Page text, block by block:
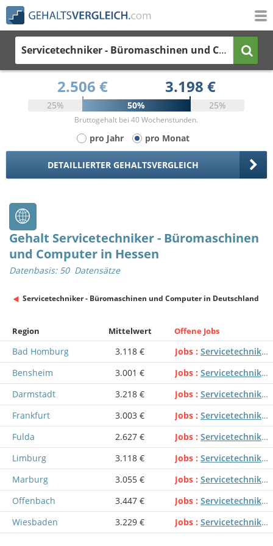
Servicetechniker - Büromaschinen und Computer
2.506 € 3.198 €
25% 50% 25%
Bruttogehalt bei 40 Wochenstunden.
pro Jahr pro Monat
DETAILLIERTER GEHALTSVERGLEICH
Gehalt Servicetechniker - Büromaschinen
und Computer in Hessen
Datenbasis: 50 Datensätze
Servicetechniker - Büromaschinen und Computer in Deutschland
Region Mittelwert Offene Jobs
Bad Homburg 3.118 € Jobs
Servicetechniker - Büromaschinen und Computer
Bensheim
3.001 € Jobs
Servicetechniker - Büromaschinen und Computer
Darmstadt
3.218 € Jobs
Servicetechniker - Büromaschinen und Computer
Frankfurt
3.003 € Jobs
Servicetechniker - Büromaschinen und Computer
Fulda
2.627 € Jobs
Servicetechniker - Büromaschinen und Computer
Limburg
3.118 € Jobs
Servicetechniker - Büromaschinen und Computer
Marburg
3.055 € Jobs
Servicetechniker - Büromaschinen und Computer
Offenbach
3.447 € Jobs
Servicetechniker - Büromaschinen und Computer
Wiesbaden
3.229 € Jobs Servicetechniker - Büromaschinen und Computer